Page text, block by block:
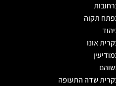
תקוה
אונו
שדה התעופה